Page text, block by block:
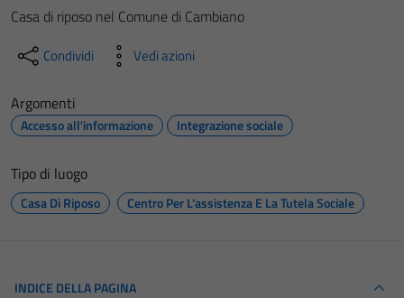
Casa di riposo nel Comune di Cambiano
Condividi Vedi azioni
Argomenti
Accesso all'informazione Integrazione sociale
Tipo di luogo
Casa Di Riposo Centro Per L'assistenza E La Tutela Sociale
INDICE DELLA PAGINA